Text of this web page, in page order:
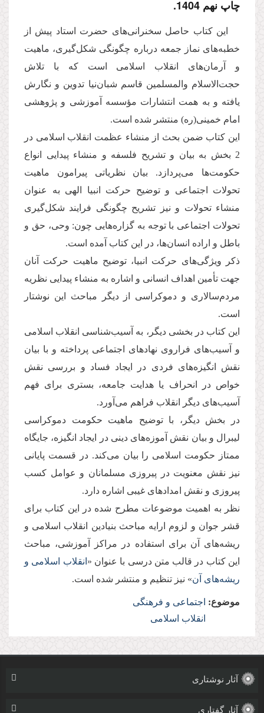
چاپ نهم 1404.
این کتاب حاصل سخنرانی‌های حضرت استاد پیش از
خطبه‌های نماز جمعه درباره چگونگی شکل‌گیری، ماهیت
و آرمان‌های انقلاب اسلامی است که با تلاش
حجت‌الاسلام والمسلمین قاسم شبان‌نیا تدوین و نگارش
یافته و به همت انتشارات مؤسسه آموزشی و پژوهشی
امام خمینی(ره) منتشر شده است.
این کتاب ضمن بحث از منشاء عظمت انقلاب اسلامی در
2 بخش به بیان و تشریح فلسفه و منشاء پیدایی انواع
حکومت‌ها می‌پردازد. بیان نظریاتی پیرامون ماهیت
تحولات اجتماعی و توضیح حرکت انبیا الهی به عنوان
منشاء تحولات و نیز تشریح چگونگی فرایند شکل‌گیری
تحولات اجتماعی با توجه به گزاره‌هایی چون: وحی، حق و
باطل و اراده انسان‌ها، در این کتاب آمده است.
ذکر ویژگی‌های حرکت انبیا، توضیح ماهیت حرکت آنان
جهت تأمین اهداف انسانی و اشاره به منشاء پیدایی نظریه
مردم‌سالاری و دموکراسی از دیگر مباحث این نوشتار
است.
این کتاب در بخشی دیگر، به آسیب‌شناسی انقلاب اسلامی
و آسیب‌های فراروی نهادهای اجتماعی پرداخته و با بیان
نقش انگیزه‌های فردی در ایجاد فساد و بررسی نقش
خواص در انحراف یا هدایت جامعه، بستری برای فهم
آسیب‌های دیگر انقلاب فراهم می‌آورد.
در بخش دیگر، با توضیح ماهیت حکومت دموکراسی
لیبرال و بیان نقش آموزه‌های دینی در ایجاد انگیزه، جایگاه
ممتاز حکومت اسلامی را بیان می‌کند. در قسمت پایانی
نیز نقش معنویت در پیروزی مسلمانان و عوامل کسب
پیروزی و نقش امدادهای غیبی اشاره دارد.
نظر به اهمیت موضوعات مطرح شده در این کتاب برای
قشر جوان و لزوم ارایه مباحث بنیادین انقلاب اسلامی و
ریشه‌های آن برای استفاده در مراکز آموزشی، مباحث
این کتاب در قالب متن درسی با عنوان « انقلاب اسلامی و
ریشه‌های آن» نیز تنظیم و منتشر شده است.
موضوع: اجتماعی و فرهنگی
انقلاب اسلامی
آثار نوشتاری
آثار گفتاری